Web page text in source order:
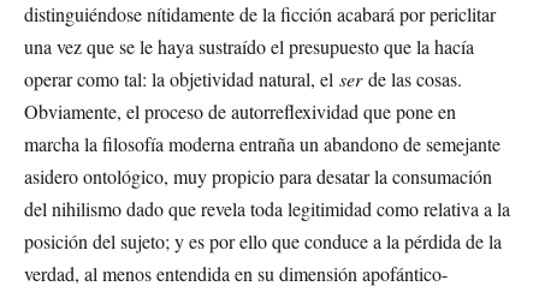
distinguiéndose nítidamente de la ficción acabará por periclitar
una vez que se le haya sustraído el presupuesto que la hacía
operar como tal: la objetividad natural, el serde las cosas.
Obviamente, el proceso de autorreflexividad que pone en
marcha la filosofía moderna entraña un abandono de semejante
asidero ontológico, muy propicio para desatar la consumación
del nihilismo dado que revela toda legitimidad como relativa a la
posición del sujeto; y es por ello que conduce a la pérdida de la
verdad, al menos entendida en su dimensión apofántico-